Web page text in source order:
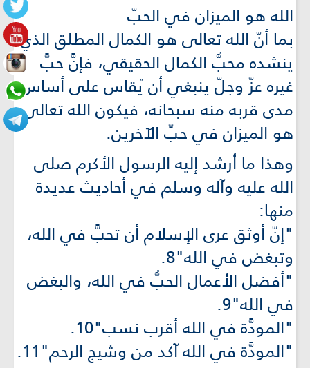
الله هو الميزان في الحبّ
بما أنّ الله تعالى هو الكمال المطلق الذي
ينشده محبُّ الكمال الحقيقي، فإنَّ حبَّ
غيره عزّ وجلّ ينبغي أن يُقاس على أساس
مدى قربه منه سبحانه، فيكون الله تعالى
هو الميزان في حبِّ الآخرين.
وهذا ما أرشد إليه الرسول الأكرم صلى
الله عليه وآله وسلم في أحاديث عديدة
منها:
"إنّ أوثق عرى الإسلام أن تحبَّ في الله،
وتبغض في الله"8.
"أفضل الأعمال الحبُّ في الله، والبغض
في الله"9.
"المودَّة في الله أقرب نسب"10.
"المودَّة في الله آكد من وشيج الرحم"11.